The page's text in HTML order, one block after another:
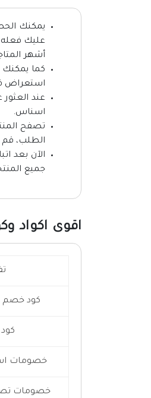
يمكنك
عليك
أشهر
كما
استعراض
عند
اسناس.
تصفح
الطلب،
الآن بعد
جميع
اقوى اكواد
كود خصم
خصومات
خصومات تصل الى 30% على